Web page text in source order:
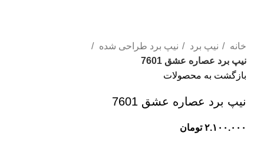
خانه نیپ برد
نیپ برد طراحی شده
نیپ برد عصاره عشق 7601
بازگشت به محصولات
نیپ برد عصاره عشق 7601
تومان